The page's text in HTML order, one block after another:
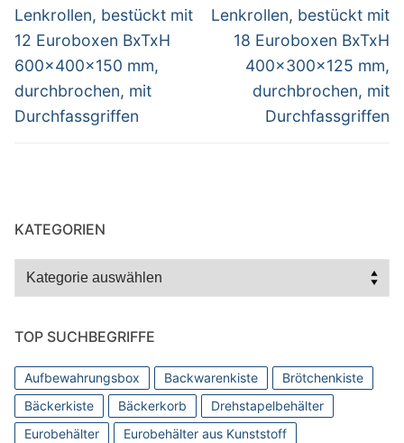
Lenkrollen, bestückt mit
12 Euroboxen BxTxH
600x400x150 mm,
durchbrochen, mit
Durchfassgriffen
Lenkrollen, bestückt mit
18 Euroboxen BxTxH
400x300x125 mm,
durchbrochen, mit
Durchfassgriffen
KATEGORIEN
Kategorien
TOP SUCHBEGRIFFE
Aufbewahrungsbox Backwarenkiste
Brötchenkiste
Bäckerkiste
Bäckerkorb
Drehstapelbehälter
Eurobehälter
Eurobehälter aus Kunststoff